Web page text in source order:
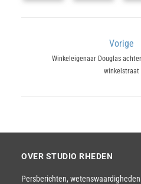
navigatie
Vorige
Previous
Winkeleigenaar Douglas
winkelstraat
OVER STUDIO RHEDEN
Persberichten,